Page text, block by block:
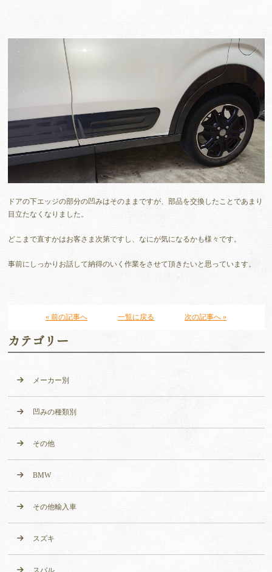
ドアの下エッジの部分の凹みはそのままですが、部品を交換したことであまり
目立たなくなりました。
どこまで直すかはお客さま次第ですし、なにが気になるかも様々です。
事前にしっかりお話して納得のいく作業をさせて頂きたいと思っています。
« 前の記事へ 一覧に戻る 次の記事へ »
カテゴリー
メーカー別
凹みの種類別
その他
BMW
その他輸入車
スズキ
スバル